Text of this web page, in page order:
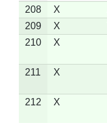
208
X
209
X
210
X
211 X
212 X